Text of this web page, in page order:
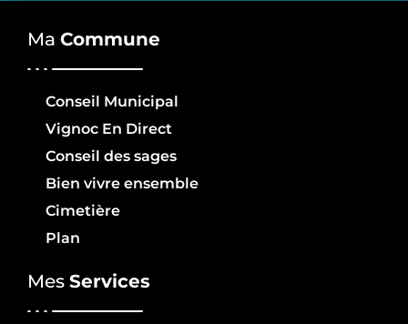
Ma Commune
Conseil Municipal
Vignoc En Direct
Conseil des sages
Bien vivre ensemble
Cimetière
Plan
Mes Services